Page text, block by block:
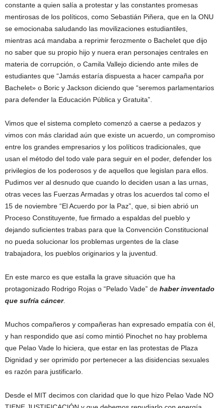
constante a quien salía a protestar y las constantes promesas
mentirosas de los políticos, como Sebastián Piñera, que en la ONU
se emocionaba saludando las movilizaciones estudiantiles,
mientras acá mandaba a reprimir ferozmente o Bachelet que dijo
no saber que su propio hijo y nuera eran personajes centrales en
materia de corrupción, o Camila Vallejo diciendo ante miles de
estudiantes que “Jamás estaría dispuesta a hacer campaña por
Bachelet» o Boric y Jackson diciendo que “seremos parlamentarios
para defender la Educación Pública y Gratuita”.
Vimos que el sistema completo comenzó a caerse a pedazos y
vimos con más claridad aún que existe un acuerdo, un compromiso
entre los grandes empresarios y los políticos tradicionales, que
usan el método del todo vale para seguir en el poder, defender los
privilegios de los poderosos y de aquellos que legislan para ellos.
Pudimos ver al desnudo que cuando lo deciden usan a las urnas,
otras veces las Fuerzas Armadas y otras los acuerdos tal como el
15 de noviembre “El Acuerdo por la Paz”, que, si bien abrió un
Proceso Constituyente, fue firmado a espaldas del pueblo y
dejando suficientes trabas para que la Convención Constitucional
no pueda solucionar los problemas urgentes de la clase
trabajadora, los pueblos originarios y la juventud.
En este marco es que estalla la grave situación que ha
protagonizado Rodrigo Rojas o “Pelado Vade” de haber inventado
que sufría cáncer.
Muchos compañeros y compañeras han expresado empatía con él,
y han respondido que así como mintió Pinochet no hay problema
que Pelao Vade lo hiciera, que estar en las protestas de Plaza
Dignidad y ser oprimido por pertenecer a las disidencias sexuales
es razón para justificarlo.
Desde el MIT decimos con claridad que lo que hizo Pelao Vade NO